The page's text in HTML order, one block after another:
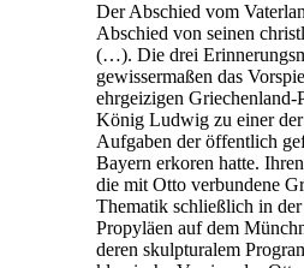
Der Abschied vom
Abschied von seinen
(…). Die drei
gewissermaßen das
ehrgeizigen Griechenland-
König Ludwig zu einer
Aufgaben der öffentlich
Bayern erkoren hatte.
die mit Otto verbundene
Thematik schließlich in
Propyläen auf dem
deren skulpturalem